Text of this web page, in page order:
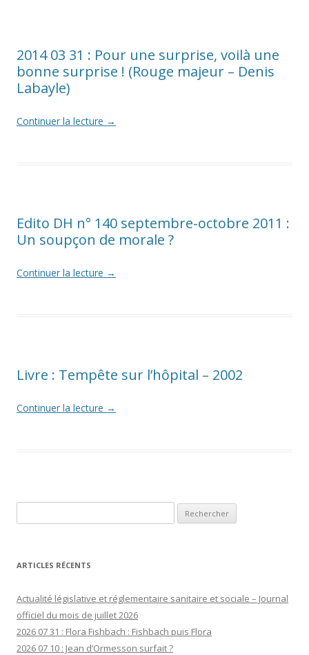
2014 03 31 : Pour une surprise, voilà une
bonne surprise ! (Rouge majeur – Denis
Labayle)
Continuer la lecture →
Edito DH n° 140 septembre-octobre 2011 :
Un soupçon de morale ?
Continuer la lecture →
Livre : Tempête sur l’hôpital – 2002
Continuer la lecture →
ARTICLES RÉCENTS
Actualité législative et réglementaire sanitaire et sociale – Journal
officiel du mois de juillet 2026
2026 07 31 : Flora Fishbach : Fishbach puis Flora
2026 07 10 : Jean d’Ormesson surfait ?